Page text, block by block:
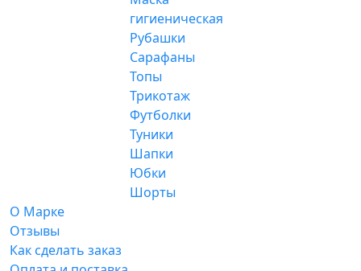
гигиеническая
Рубашки
Сарафаны
Топы
Трикотаж
Футболки
Туники
Шапки
Юбки
Шорты
О Марке
Отзывы
Как сделать заказ